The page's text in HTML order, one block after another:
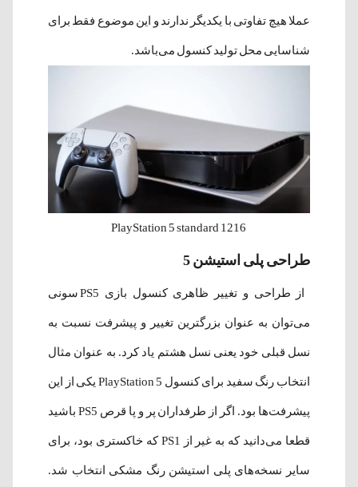
عملا هیچ تفاوتی با یکدیگر ندارند و این موضوع فقط برای
شناسایی محل تولید کنسول می‌باشد.
طراحی پلی استیشن 5
از طراحی و تغییر ظاهری کنسول بازی PS5 سونی
می‌توان به عنوان بزرگترین تغییر و پیشرفت نسبت به
نسل قبلی خود یعنی نسل هشتم یاد کرد. به عنوان مثال
انتخاب رنگ سفید برای کنسول PlayStation 5 یکی از این
پیشرفت‌ها بود. اگر از طرفداران پر و پا قرص PS5 باشید
قطعا می‌دانید که به غیر از PS1 که خاکستری بود، برای
سایر نسخه‌های پلی استیشن رنگ مشکی انتخاب شد.